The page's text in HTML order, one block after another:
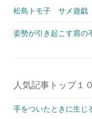
松島トモ子 サメ遊戯
姿勢が引き起こす肩の
人気記事トップ１０
手をついたときに生じ